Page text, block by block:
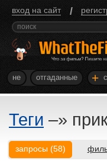
вход на сайт /
не отгаданные +
Теги –»
запросы (58)